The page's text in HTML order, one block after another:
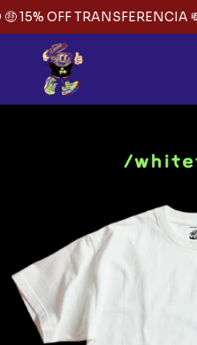
15% OFF TRANSFERENCIA 💸